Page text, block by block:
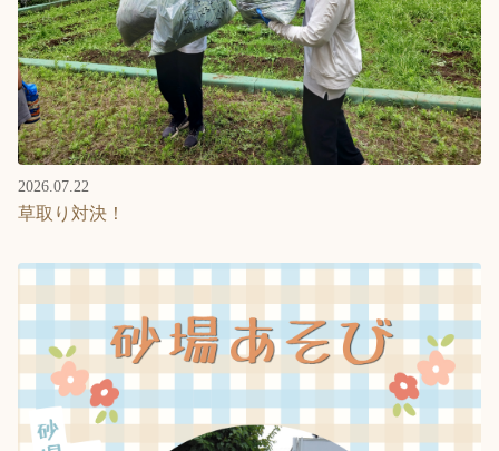
2026.07.22
草取り対決！